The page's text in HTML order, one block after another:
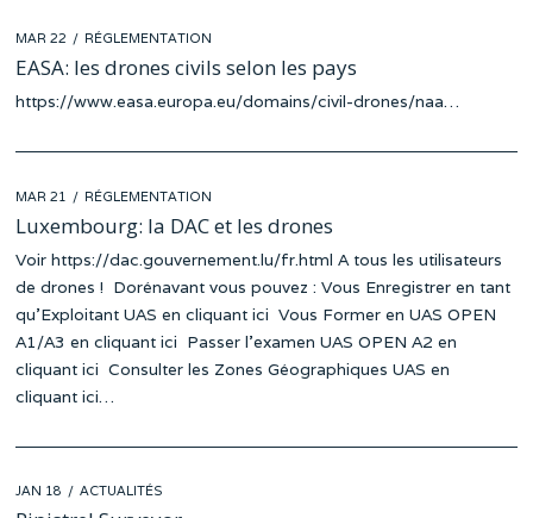
POSTED
ON
MAR 22 MAR
17
RÉGLEMENTATION
EASA: les drones civils selon les pays
https://www.easa.europa.eu/domains/civil-drones/naa…
POSTED
ON
MAR 21
MAR
17
RÉGLEMENTATION
Luxembourg: la DAC et les drones
Voir https://dac.gouvernement.lu/fr.html A tous les utilisateurs
de drones ! Dorénavant vous pouvez : Vous Enregistrer en tant
qu’Exploitant UAS en cliquant ici Vous Former en UAS OPEN
A1/A3 en cliquant ici Passer l’examen UAS OPEN A2 en
cliquant ici Consulter les Zones Géographiques UAS en
cliquant ici…
POSTED
ON
JAN 18 ACTUALITÉS